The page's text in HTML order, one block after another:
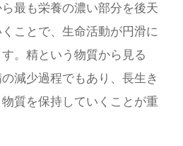
最も栄養の濃い部分を後天
ことで、生命活動が円滑に
。精という物質から見る
減少過程でもあり、長生き
質を保持していくことが重